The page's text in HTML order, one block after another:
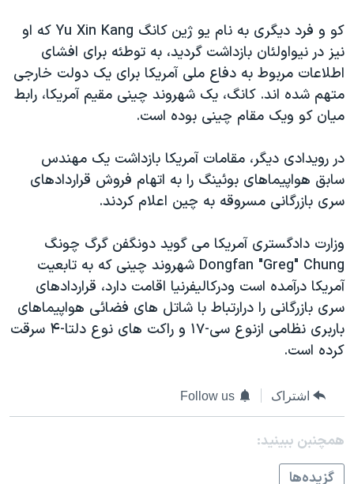
چهل سال گروگان‌گیری
قانون شفافیت دارائی کادر رهبری ایران
اعتراضات مردمی آبان ۹۸
نرگس محمدی برنده جایزه نوبل صلح
همایش محافظه‌کاران آمریکا «سی‌پک»
سفر پرزیدنت ترامپ به چین
کو و فرد ديگری به نام يو ژين کانگ Yu Xin Kang که او
نيز در نيواولئان بازداشت گرديد، به توطئه برای افشای
اطلاعات مربوط به دفاع ملی آمريکا برای يک دولت خارجی
متهم شده اند. کانگ، يک شهروند چينی مقيم آمريکا، رابط
ميان کو ويک مقام چينی بوده است.
در رويدادی ديگر، مقامات آمريکا بازداشت يک مهندس
سابق هواپيماهای بوئينگ را به اتهام فروش قراردادهای
سری بازرگانی مسروقه به چين اعلام کردند.
وزارت دادگستری آمريکا می گويد دونگفن گرگ چونگ
Dongfan "Greg" Chung شهروند چينی که به تابعيت
آمريکا درآمده است ودرکاليفرنيا اقامت دارد، قراردادهای
سری بازرگانی را درارتباط با شاتل های فضائی هواپيماهای
باربری نظامی ازنوع سی-۱۷ و راکت های نوع دلتا-۴ سرقت
کرده است.
اشتراک Follow us
همچنبن ببینید:
گزيده‌ها